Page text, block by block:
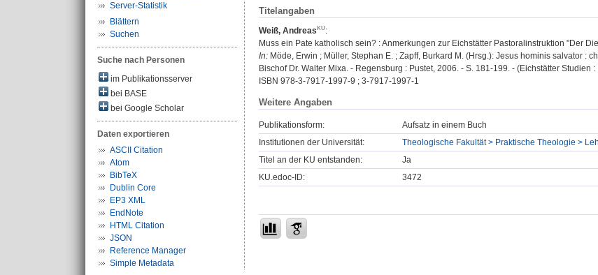
Server-Statistik
Blättern
Suchen
Suche nach Personen
im Publikationsserver
bei BASE
bei Google Scholar
Daten exportieren
ASCII Citation
Atom
BibTeX
Dublin Core
EP3 XML
EndNote
HTML Citation
JSON
Reference Manager
Simple Metadata
Titelangaben
Weiß, Andreas
:
Muss ein Pate katholisch sein? : Anmerkungen zur Eichstätter Pastoralinstruktion "Der
In: Möde, Erwin ; Müller, Stephan E. ; Zapff, Burkard M. (Hrsg.): Jesus hominis salvator :
Bischof Dr. Walter Mixa. - Regensburg : Pustet, 2006. - S. 181-199. - (Eichstätter Studien
ISBN 978-3-7917-1997-9 ; 3-7917-1997-1
Weitere Angaben
Publikationsform:
Aufsatz in einem Buch
Institutionen der Universität:
Theologische Fakultät > Praktische Theologie >
Titel an der KU entstanden:
Ja
KU.edoc-ID:
3472